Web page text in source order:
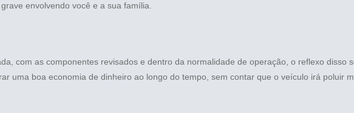
envolvendo você e a sua família.
com as componentes revisados e dentro da normalidade de operação, o reflexo disso
uma boa economia de dinheiro ao longo do tempo, sem contar que o veículo irá poluir